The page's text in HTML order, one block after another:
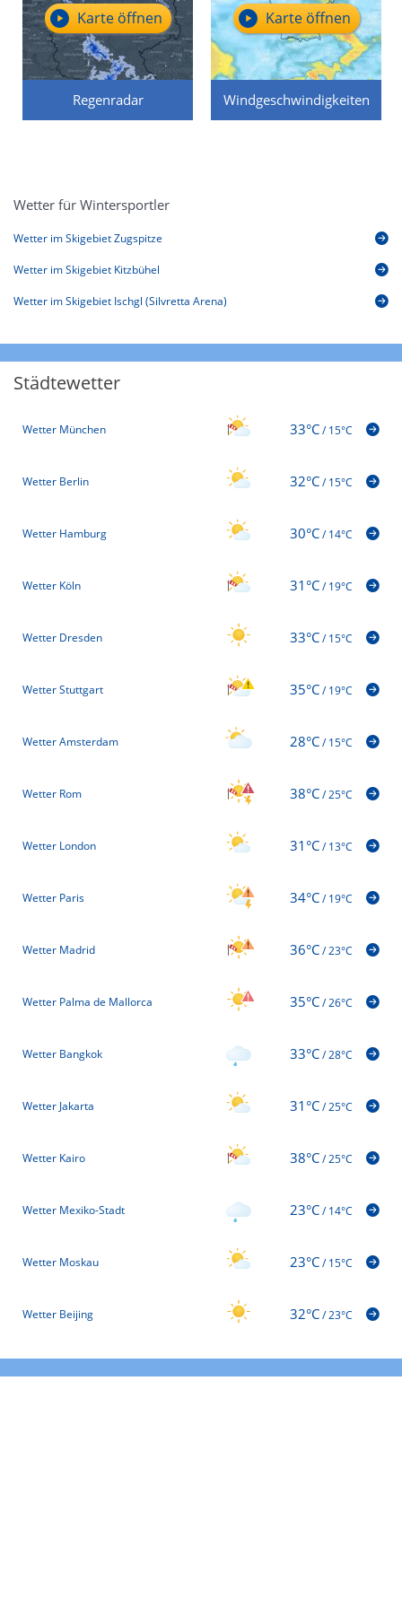
Regenradar
Karte öffnen
Windgeschwindigkeiten
Karte öffnen
Wetter für Wintersportler
Wetter im Skigebiet Zugspitze
Wetter im Skigebiet Kitzbühel
Wetter im Skigebiet Ischgl (Silvretta Arena)
Städtewetter
Wetter München 33°C/15°C
Wetter Berlin 32°C/15°C
Wetter Hamburg 30°C/14°C
Wetter Köln 31°C/19°C
Wetter Dresden 33°C/15°C
Wetter Stuttgart 35°C/19°C
Wetter Amsterdam 28°C/15°C
Wetter Rom 38°C/25°C
Wetter London 31°C/13°C
Wetter Paris 34°C/19°C
Wetter Madrid 36°C/23°C
Wetter Palma de Mallorca 35°C/26°C
Wetter Bangkok 33°C/28°C
Wetter Jakarta 31°C/25°C
Wetter Kairo 38°C/25°C
Wetter Mexiko-Stadt 23°C/14°C
Wetter Moskau 23°C/15°C
Wetter Beijing 32°C/23°C